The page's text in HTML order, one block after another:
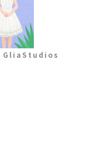
GliaStudios